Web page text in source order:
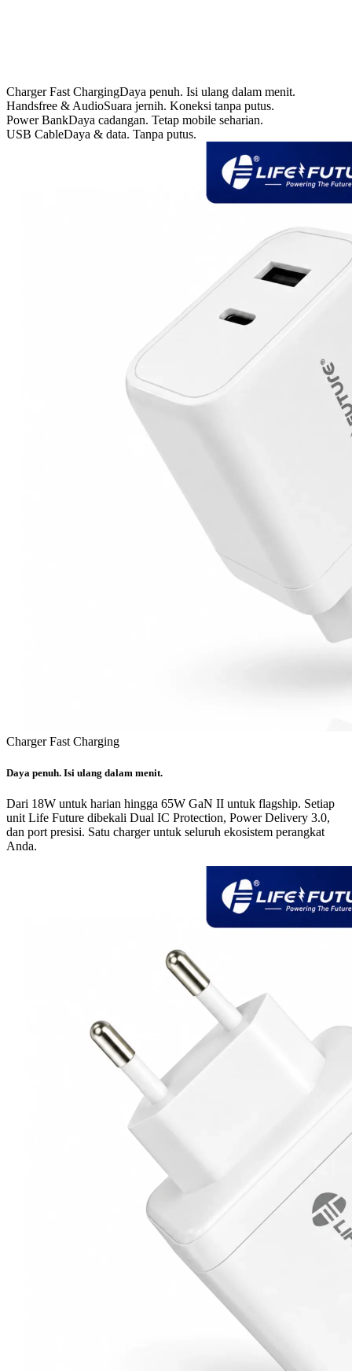
Charger Fast ChargingDaya penuh. Isi ulang dalam menit.
Handsfree & AudioSuara jernih. Koneksi tanpa putus.
Power BankDaya cadangan. Tetap mobile seharian.
USB CableDaya & data. Tanpa putus.
Charger Fast Charging
Daya penuh. Isi ulang dalam menit.
Dari 18W untuk harian hingga 65W GaN II untuk flagship. Setiap
unit Life Future dibekali Dual IC Protection, Power Delivery 3.0,
dan port presisi. Satu charger untuk seluruh ekosistem perangkat
Anda.